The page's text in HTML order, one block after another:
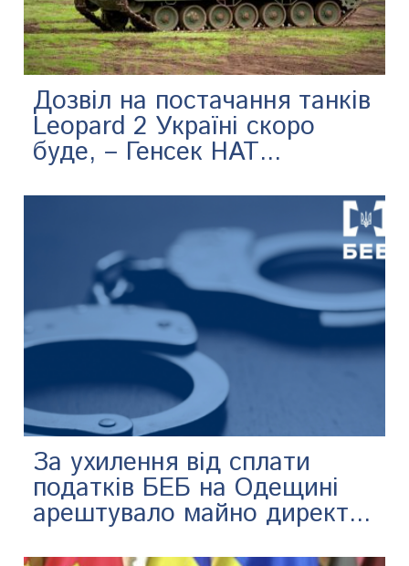
Дозвіл на постачання танків
Leopard 2 Україні скоро
буде, – Генсек НАТ...
За ухилення від сплати
податків БЕБ на Одещині
арештувало майно директ...